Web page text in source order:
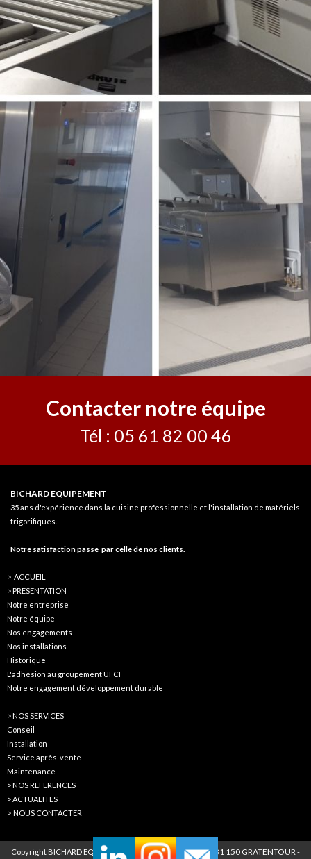
Contacter notre équipe
Tél : 05 61 82 00 46
BICHARD EQUIPEMENT
35 ans d'expérience dans la cuisine professionnelle et l'installation de matériels
frigorifiques.
Notre satisfaction passe par celle de nos clients.
> ACCUEIL
> PRESENTATION
Notre entreprise
Notre équipe
Nos engagements
Nos installations
Historique
L'adhésion au groupement UFCF
Notre engagement développement durable
> NOS SERVICES
Conseil
Installation
Service après-vente
Maintenance
>NOS REFERENCES
>ACTUALITES
> NOUS CONTACTER
Copyright BICHARD EQUIPEMENT - 24 ruede la Gravette 31 150 GRATENTOUR-